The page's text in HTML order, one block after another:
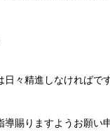
々精進しなければで
賜りますようお願い